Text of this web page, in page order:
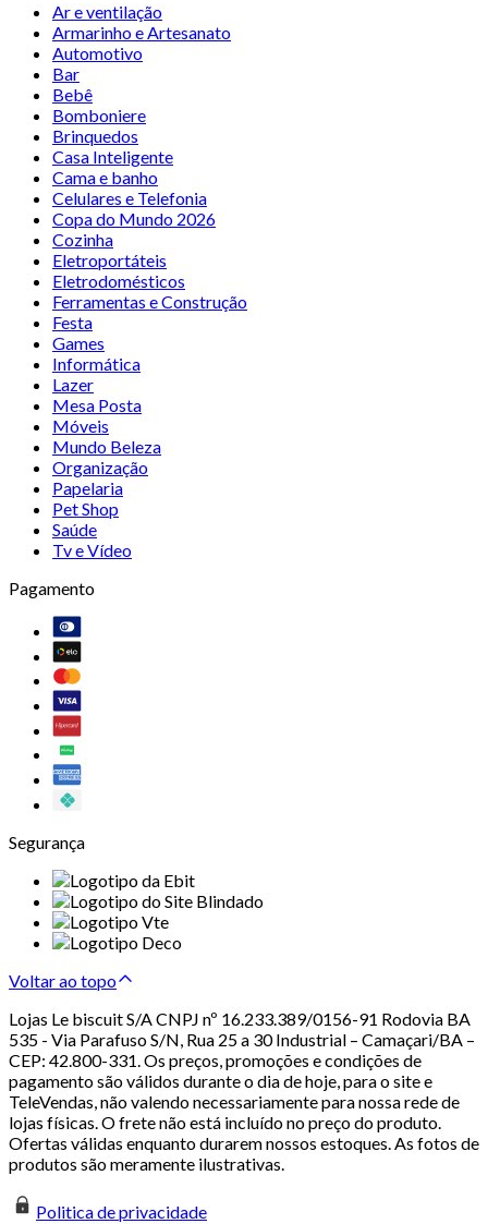
Ar e ventilação
Armarinho e Artesanato
Automotivo
Bar
Bebê
Bomboniere
Brinquedos
Casa Inteligente
Cama e banho
Celulares e Telefonia
Copa do Mundo 2026
Cozinha
Eletroportáteis
Eletrodomésticos
Ferramentas e Construção
Festa
Games
Informática
Lazer
Mesa Posta
Móveis
Mundo Beleza
Organização
Papelaria
Pet Shop
Saúde
Tv e Vídeo
Pagamento
Segurança
Voltar ao topo
Lojas Le biscuit S/A CNPJ nº 16.233.389/0156-91 Rodovia BA
535 - Via Parafuso S/N, Rua 25 a 30 Industrial – Camaçari/BA –
CEP: 42.800-331. Os preços, promoções e condições de
pagamento são válidos durante o dia de hoje, para o site e
TeleVendas, não valendo necessariamente para nossa rede de
lojas físicas. O frete não está incluído no preço do produto.
Ofertas válidas enquanto durarem nossos estoques. As fotos de
produtos são meramente ilustrativas.
Politica de privacidade